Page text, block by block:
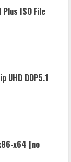
ISO File
UHD DDP5.1
x64 [no